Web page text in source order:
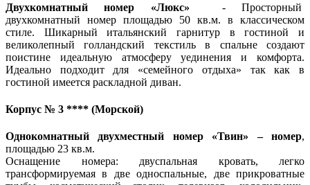
Двухкомнатный номер «Люкс» - Просторный
двухкомнатный номер площадью 50 кв.м. в классическом
стиле. Шикарный итальянский гарнитур в гостиной и
великолепный голландский текстиль в спальне создают
поистине идеальную атмосферу уединения и комфорта.
Идеально подходит для «семейного отдыха» так как в
гостиной имеется раскладной диван.
Корпус № 3 **** (Морской)
Однокомнатный двухместный номер «Твин» – номер,
площадью 23 кв.м.
Оснащение номера: двуспальная кровать, легко
трансформируемая в две односпальные, две прикроватные